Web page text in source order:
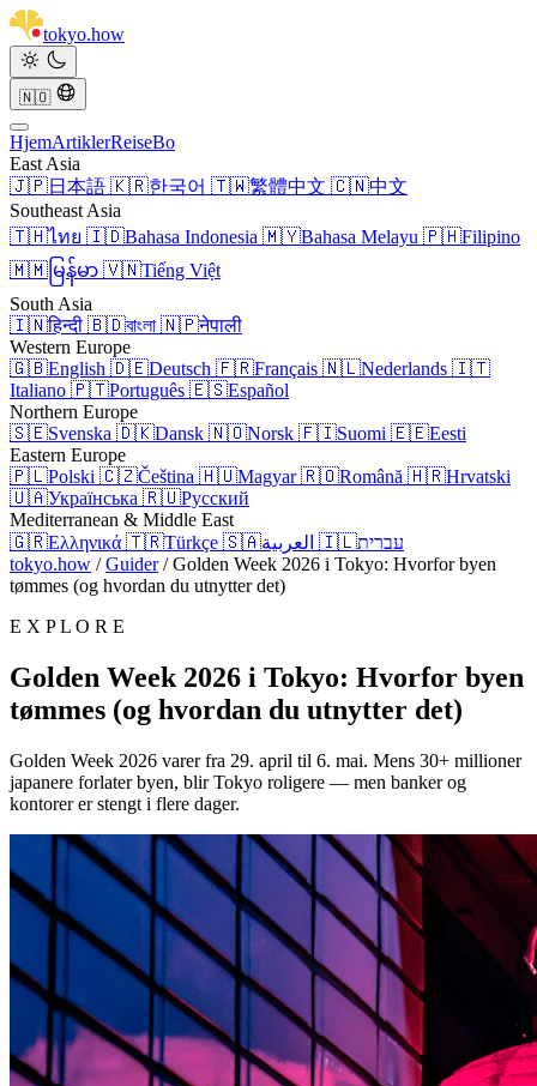
tokyo.how
🇳🇴
HjemArtiklerReiseBo
East Asia
🇯🇵日本語 🇰🇷한국어 🇹🇼繁體中文 🇨🇳中文
Southeast Asia
🇹🇭ไทย 🇮🇩Bahasa Indonesia 🇲🇾Bahasa Melayu 🇵🇭Filipino
🇲🇲 မြန်မာ 🇻🇳Tiếng Việt
South Asia
🇮🇳हिन्दी 🇧🇩বাংলা 🇳🇵नेपाली
Western Europe
🇬🇧English 🇩🇪Deutsch 🇫🇷Français 🇳🇱Nederlands 🇮🇹
Italiano 🇵🇹Português 🇪🇸Español
Northern Europe
🇸🇪Svenska 🇩🇰Dansk 🇳🇴Norsk 🇫🇮Suomi 🇪🇪Eesti
Eastern Europe
🇵🇱Polski 🇨🇿Čeština 🇭🇺Magyar🇷🇴Română 🇭🇷Hrvatski
🇺🇦Українська 🇷🇺Русский
Mediterranean & Middle East
🇬🇷Ελληνικά 🇹🇷Türkçe 🇸🇦 🇮🇱עברית
tokyo.how / Guider / Golden Week 2026 i Tokyo: Hvorfor byen
tømmes (og hvordan du utnytter det)
E X P L O R E
Golden Week 2026 i Tokyo: Hvorfor byen
tømmes (og hvordan du utnytter det)
Golden Week 2026 varer fra 29. april til 6. mai. Mens 30+ millioner
japanere forlater byen, blir Tokyo roligere — men banker og
kontorer er stengt i flere dager.